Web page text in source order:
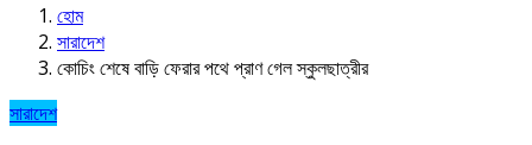
হোম
সারাদেশ
কোচিং শেষে বাড়ি ফেরার পথে প্রাণ গেল স্কুলছাত্রীর
সারাদেশ